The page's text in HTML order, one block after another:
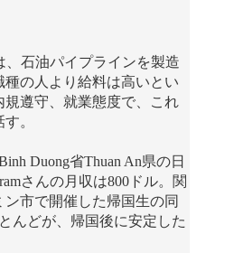
石油パイプラインを製造
の人より給料は高いとい
規遵守、就業態度で、これ
。
Duong省Thuan An県の日
さんの月収は800ドル。関
市で開催した帰国生の同
んどが、帰国後に安定した